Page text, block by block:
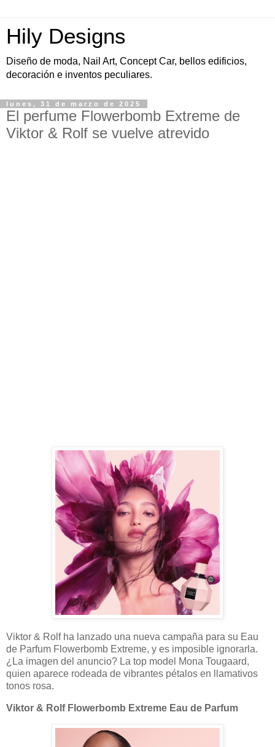
Hily Designs
Diseño de moda, Nail Art, Concept Car, bellos edificios,
decoración e inventos peculiares.
lunes, 31 de marzo de 2025
El perfume Flowerbomb Extreme de
Viktor & Rolf se vuelve atrevido
Viktor & Rolf ha lanzado una nueva campaña para su Eau
de Parfum Flowerbomb Extreme, y es imposible ignorarla.
¿La imagen del anuncio? La top model Mona Tougaard,
quien aparece rodeada de vibrantes pétalos en llamativos
tonos rosa.
Viktor & Rolf Flowerbomb Extreme Eau de Parfum